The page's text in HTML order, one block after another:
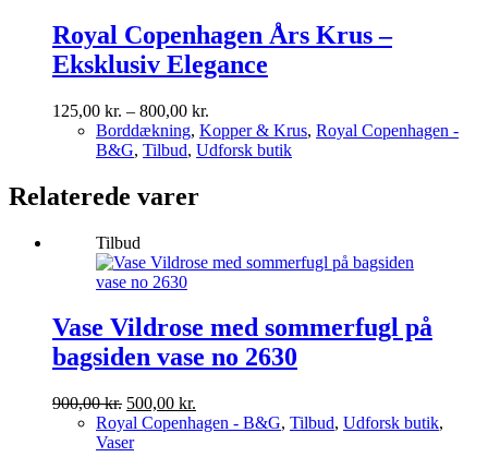
Royal Copenhagen Års Krus –
Eksklusiv Elegance
125,00 kr. – 800,00 kr.
125,00 kr.
til
Borddækning, Kopper & Krus, Royal Copenhagen -
B&G, Tilbud, Udforsk butik
Relaterede varer
Tilbud
Vase Vildrose med sommerfugl på
bagsiden vase no 2630
900,00kr. Den
oprindelige
pris
500,00 kr.
aktuelle
Royal Copenhagen - B&G, Tilbud, Udforsk butik,
Vaser